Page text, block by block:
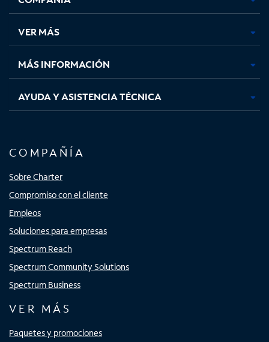
en
pestaña
nueva
en
pestaña
nueva
en
pestaña
nueva
en
nueva
VER MÁS
MÁS INFORMACIÓN
AYUDA Y ASISTENCIA TÉCNICA
COMPAÑÍA
Sobre Charter
Compromiso con el cliente
Empleos
Soluciones para empresas
Spectrum Reach
Spectrum Community Solutions
Spectrum Business
VER MÁS
Paquetes y promociones